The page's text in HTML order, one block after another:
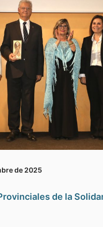
de 2025
de la